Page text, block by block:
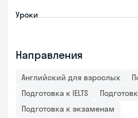
Уроки
Направления
Английский для взрослых
Подготовка к IELTS
Подготовка к экзаменам